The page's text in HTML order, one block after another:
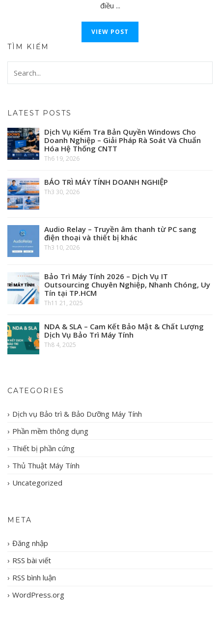
điều ...
VIEW POST
TÌM KIẾM
LATEST POSTS
Dịch Vụ Kiểm Tra Bản Quyền Windows Cho
Doanh Nghiệp – Giải Pháp Rà Soát Và Chuẩn
Hóa Hệ Thống CNTT
Th6 19, 2026
BẢO TRÌ MÁY TÍNH DOANH NGHIỆP
Th3 30, 2026
Audio Relay – Truyền âm thanh từ PC sang
điện thoại và thiết bị khác
Th3 10, 2026
Bảo Trì Máy Tính 2026 – Dịch Vụ IT
Outsourcing Chuyên Nghiệp, Nhanh Chóng, Uy
Tín tại TP.HCM
Th11 21, 2025
NDA & SLA – Cam Kết Bảo Mật & Chất Lượng
Dịch Vụ Bảo Trì Máy Tính
Th8 4, 2025
CATEGORIES
Dịch vụ Bảo trì & Bảo Dưỡng Máy Tính
Phần mềm thông dụng
Thiết bị phần cứng
Thủ Thuật Máy Tính
Uncategorized
META
Đăng nhập
RSS bài viết
RSS bình luận
WordPress.org